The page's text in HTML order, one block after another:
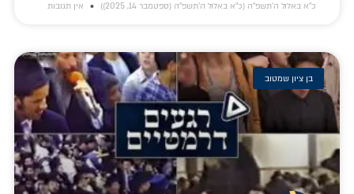
כ״א באלול ה׳תשפ״ה (כ״א באלול ה׳תשפ״ה (ספטמבר 14, 2025)) אין תגובות
בן ציון שמטוב